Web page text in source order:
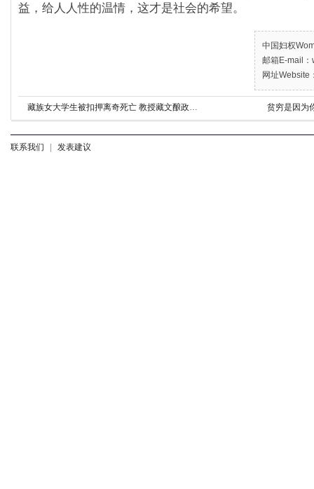
益，给人人性的温情，这才是社会的希望。
中国妇权
邮箱E-mail
网址Website
贫穷是因为
联系我们 | 发表建议